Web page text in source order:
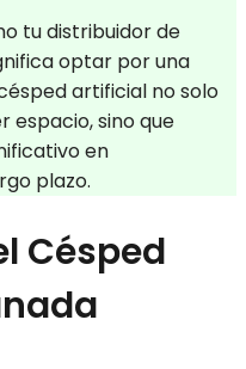
tu distribuidor de
optar por una
artificial no solo
espacio, sino que
en
plazo.
Césped